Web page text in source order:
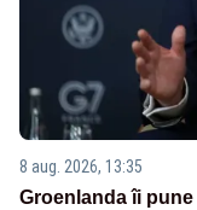
8 aug. 2026, 13:35
Groenlanda îi